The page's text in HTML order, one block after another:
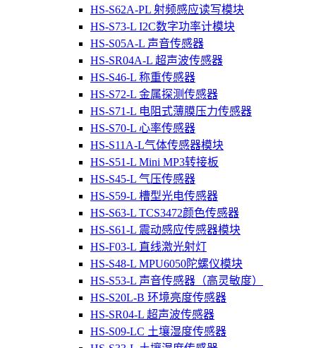
HS-S62A-PL 射频感应读写模块
HS-S73-L I2C数字功率计模块
HS-S05A-L 声音传感器
HS-SR04A-L 超声波传感器
HS-S46-L 称重传感器
HS-S72-L 金属探测传感器
HS-S71-L 电阻式薄膜压力传感器
HS-S70-L 心率传感器
HS-S11A-L气体传感器模块
HS-S51-L Mini MP3转接板
HS-S45-L 气压传感器
HS-S59-L 槽型光电传感器
HS-S63-L TCS3472颜色传感器
HS-S61-L 震动感应传感器模块
HS-F03-L 直线激光射灯
HS-S48-L MPU6050陀螺仪模块
HS-S53-L 声音传感器（高灵敏度）
HS-S20L-B 环境亮度传感器
HS-SR04-L 超声波传感器
HS-S09-LC 土壤湿度传感器